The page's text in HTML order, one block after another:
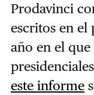
Prodavinci
escritos en el
año en el que
este informe